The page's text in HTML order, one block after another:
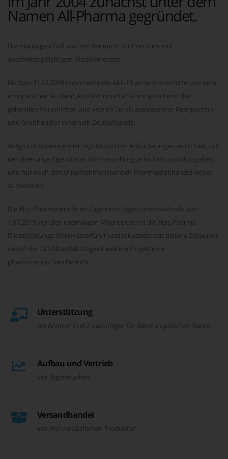
Namen All-Pharma gegründet.
Das Hauptgeschäft war der Reimport und Vertrieb von
apothekenpflichtigen Medikamenten.
Bis zum 31.12.2018 importierte die Abis Pharma Arzneimittel aus dem
europäischen Ausland, konfektionierte Sie entsprechend den
geltenden Vorschriften und vetrieb Sie als zugelassener Reimporteur
und Großhändler innerhalb Deutschlands.
Aufgrund zunehmender regulatorischer Anforderungen entschied sich
der ehemalige Eigentümer die Herstellungserlaubnis zurückzugeben
und nur noch den Unternehmensbereich Pharmagroßhandel weiter
zu forcieren.
Die Abis Pharma wurde im Zuge eines Eigentümerwechsels zum
1.07.2019 von den ehemaligen Mitarbeitern in die Abis Pharma
Dienstleistungs GmbH überführt und fokussiert seit diesem Zeitpunkt
neben der Großhandelstätigkeit weitere Projekte im
pharmazeutischen Bereich.
Unterstützung
bei Arzneimittel-Zulassungen für den europäischen Raum
Aufbau und Vertrieb
von Eigenmarken
Versandhandel
von frei verkäuflichen Produkten